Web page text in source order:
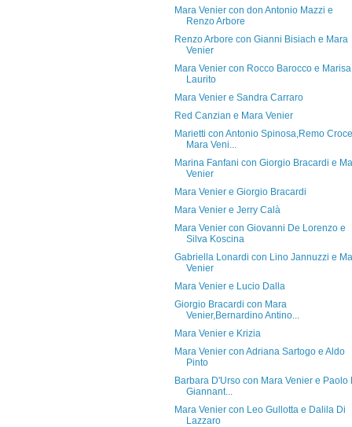
Mara Venier con don Antonio Mazzi e
Renzo Arbore
Renzo Arbore con Gianni Bisiach e Mara
Venier
Mara Venier con Rocco Barocco e Marisa
Laurito
Mara Venier e Sandra Carraro
Red Canzian e Mara Venier
Marietti con Antonio Spinosa,Remo
Mara Veni...
Marina Fanfani con Giorgio Bracardi e
Venier
Mara Venier e Giorgio Bracardi
Mara Venier e Jerry Calà
Mara Venier con Giovanni De Lorenzo e
Silva Koscina
Gabriella Lonardi con Lino Jannuzzi e
Venier
Mara Venier e Lucio Dalla
Giorgio Bracardi con Mara
Venier,Bernardino Antino...
Mara Venier e Krizia
Mara Venier con Adriana Sartogo e Aldo
Pinto
Barbara D'Urso con Mara Venier e Paolo
Giannant...
Mara Venier con Leo Gullotta e Dalila Di
Lazzaro